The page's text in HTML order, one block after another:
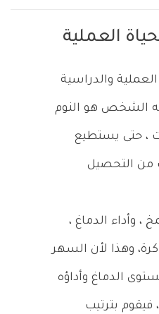
العملية
والدراسية
الشخص هو النوم
8 ساعات ، حتى يستطيع
من التحصيل
وأداء الدماغ ،
وهذا لأن السهر
الدماغ وأداؤه
فيقوم بترتيب